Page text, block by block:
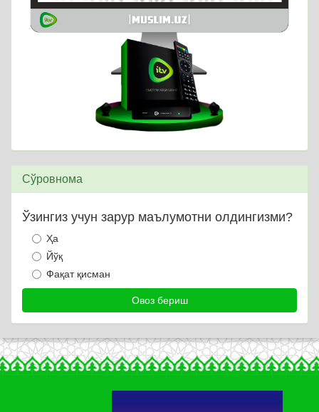
Сўровнома
Ўзингиз учун зарур маълумотни олдингизми?
Ҳа
Йўқ
Фақат қисман